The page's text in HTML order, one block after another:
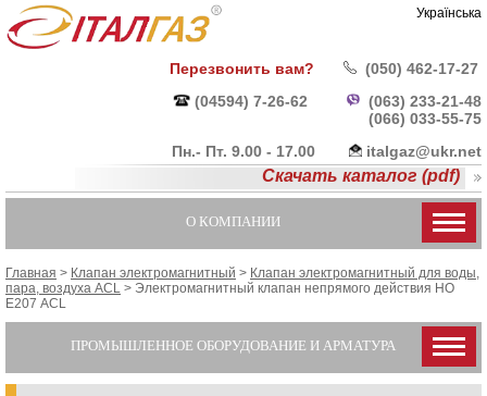
Українська
Перезвонить вам?
(050) 462-17-27
(04594) 7-26-62
(063) 233-21-48
(066) 033-55-75
Пн.- Пт. 9.00 - 17.00
italgaz@ukr.net
Скачать каталог (pdf)
О КОМПАНИИ
Главная > Клапан электромагнитный > Клапан электромагнитный для воды,
пара, воздуха ACL > Электромагнитный клапан непрямого действия НО
Е207 ACL
ПРОМЫШЛЕННОЕ ОБОРУДОВАНИЕ И АРМАТУРА